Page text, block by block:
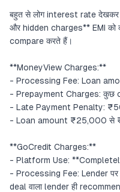
बहुत से लोग interest rate
और hidden charges** EMI को
compare करते हैं।
**MoneyView Charges:**
- Processing Fee: Loan
- Prepayment Charges: कुछ
- Late Payment Penalty:
- Loan amount ₹25,000 से
**GoCredit Charges:**
- Platform Use:
- Processing Fee: Lender
deal वाला lender ही